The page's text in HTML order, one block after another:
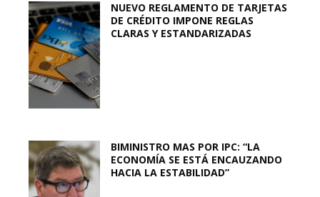
NUEVO REGLAMENTO DE TARJETAS
DE CRÉDITO IMPONE REGLAS
CLARAS Y ESTANDARIZADAS
BIMINISTRO MAS POR IPC: “LA
ECONOMÍA SE ESTÁ ENCAUZANDO
HACIA LA ESTABILIDAD”